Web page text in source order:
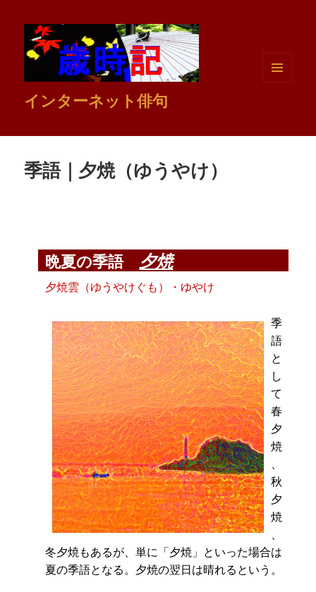
インターネット俳句
季語｜夕焼（ゆうやけ）
晩夏の季語 夕焼
夕焼雲（ゆうやけぐも）・ゆやけ
季
語
と
し
て
春
夕
焼
、
秋
夕
焼
、
冬夕焼もあるが、単に「夕焼」といった場合は
夏の季語となる。夕焼の翌日は晴れるという。